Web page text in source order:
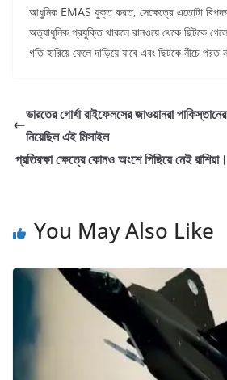
আধুনিক EMAS যুক্ত করত, সেক্ষেত্রে এতোটা
অত্যাধুনিক প্রযুক্তি থাকলে রান‌ওয়ে থেকে ছিটকে
গতি হারিয়ে ফেলে দাড়িয়ে যাবে এবং ছিটকে নীচে পরত
ভারতের গোর্খা রাইফেলসের জাওয়ানরা
নিয়েছিল এই মিসাইল
প্রতিরক্ষা ক্ষেত্রে কোনও অংশে পিছিয়ে নেই
You May Also Like